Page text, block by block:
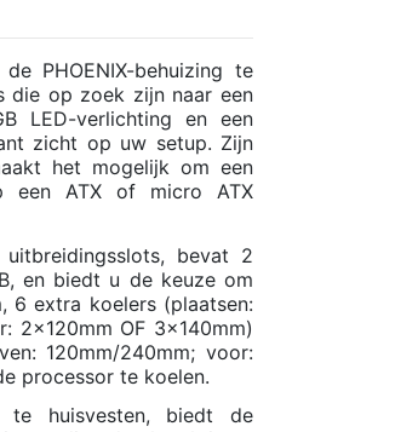
PHOENIX-behuizing te
die op zoek zijn naar een
LED-verlichting en een
zicht op uw setup. Zijn
het mogelijk om een
een ATX of micro ATX
bevat 2
en biedt u de keuze om
6 extra koelers (plaatsen:
2x120mm OF 3x140mm)
120mm/240mm; voor:
processor te koelen.
te huisvesten, biedt de